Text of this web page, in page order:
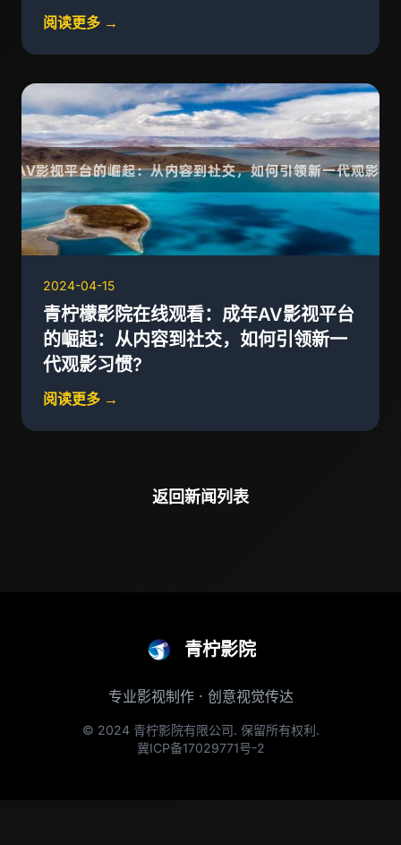
阅读更多 →
2024-04-15
青柠檬影院在线观看：成年AV影视平台
的崛起：从内容到社交，如何引领新一
代观影习惯?
阅读更多 →
返回新闻列表
青柠影院
专业影视制作 · 创意视觉传达
© 2024 青柠影院有限公司. 保留所有权利.
冀ICP备17029771号-2